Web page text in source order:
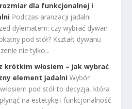
dla funkcjonalnej i
Podczas aranżacji jadalni
dylematem: czy wybrać dywan
pod stół? Kształt dywanu
nie tylko...
krótkim włosiem – jak wybrać
element jadalni Wybór
pod stół to decyzja, która
na estetykę i funkcjonalność